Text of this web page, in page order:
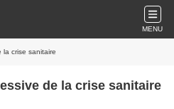
MENU
la crise sanitaire
de la crise sanitaire